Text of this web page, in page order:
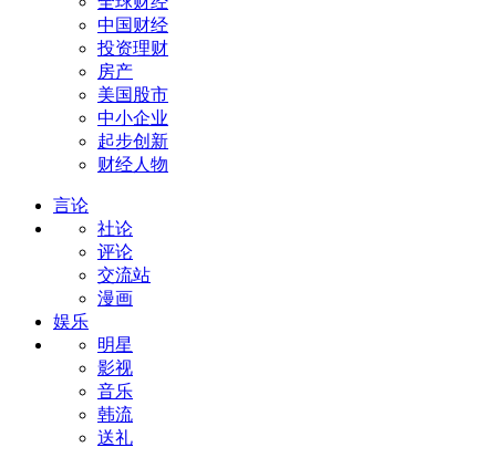
中国财经
投资理财
房产
美国股市
中小企业
起步创新
财经人物
言论
社论
评论
交流站
漫画
娱乐
明星
影视
音乐
韩流
送礼